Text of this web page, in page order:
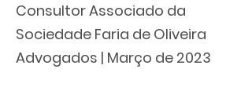
Consultor Associado da
Sociedade Faria de Oliveira
Advogados | Março de 2023